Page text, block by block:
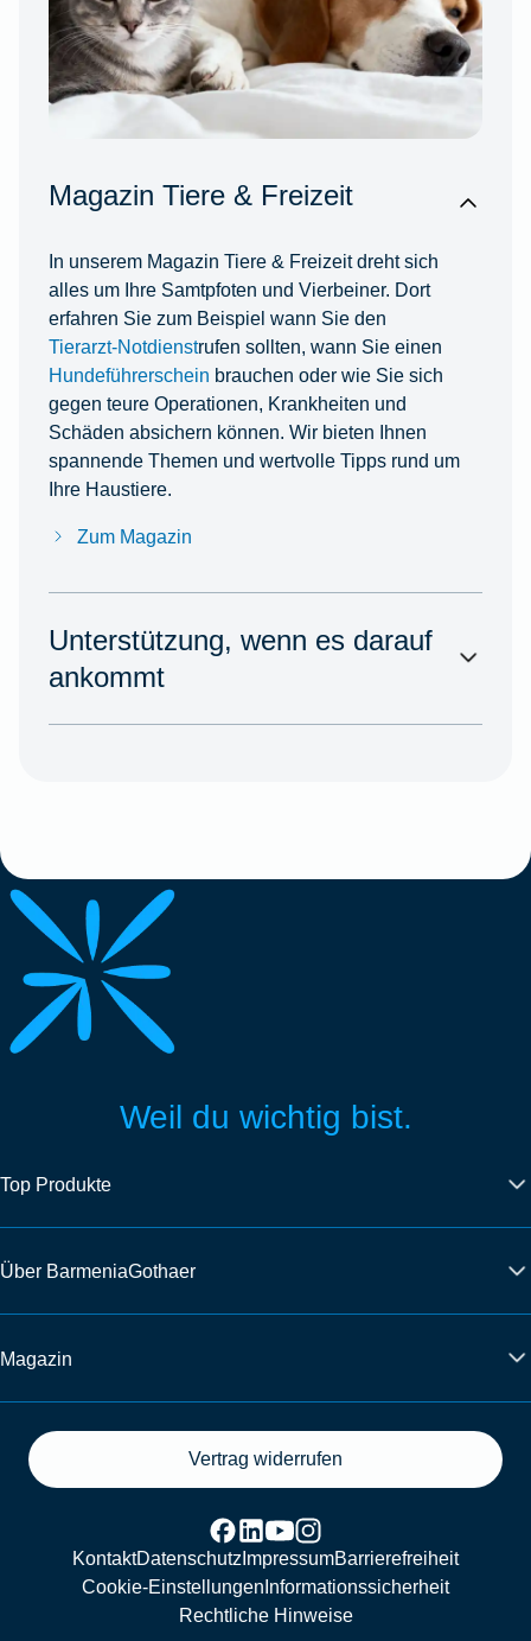
Magazin Tiere & Freizeit
In unserem Magazin Tiere & Freizeit dreht sich
alles um Ihre Samtpfoten und Vierbeiner. Dort
erfahren Sie zum Beispiel wann Sie den
Tierarzt-Notdienstrufen sollten, wann Sie einen
Hundeführerschein brauchen oder wie Sie sich
gegen teure Operationen, Krankheiten und
Schäden absichern können. Wir bieten Ihnen
spannende Themen und wertvolle Tipps rund um
Ihre Haustiere.
Zum Magazin
Unterstützung, wenn es darauf
ankommt
Weil du wichtig bist.
Top Produkte
Über BarmeniaGothaer
Magazin
Vertrag widerrufen
KontaktDatenschutz ImpressumBarrierefreiheit
Cookie-Einstellungen Informationssicherheit
Rechtliche Hinweise